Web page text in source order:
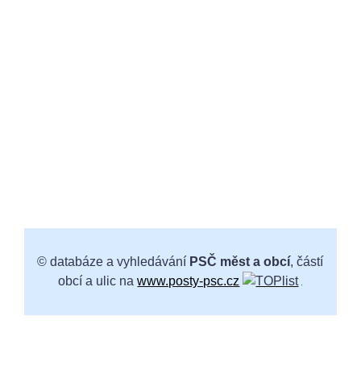
© databáze a vyhledávání PSČ měst a obcí, částí
obcí a ulic nawww.posty-psc.cz